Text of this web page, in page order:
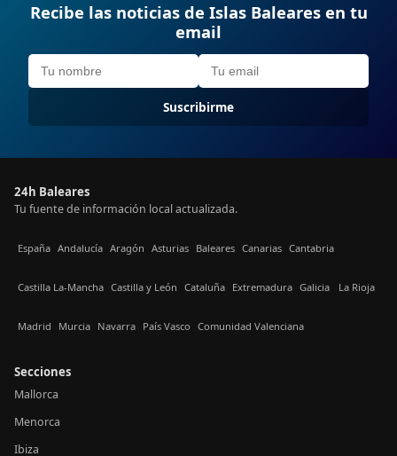
Recibe las noticias de Islas Baleares en tu
email
Suscribirme
24h Baleares
Tu fuente de información local actualizada.
España Andalucía Aragón Asturias Baleares Canarias Cantabria
Castilla La-Mancha Castilla y León Cataluña Extremadura Galicia La Rioja
Madrid Murcia Navarra País Vasco Comunidad Valenciana
Secciones
Mallorca
Menorca
Ibiza